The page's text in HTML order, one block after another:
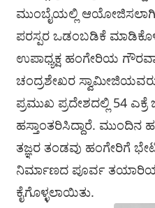
ಮುಂಬೈಯಲ್ಲಿ
ಪರಸ್ಪರ ಒಡಂಬಡಿಕೆ
ಉಪಾಧ್ಯಕ್ಷ ಹಂಗೇರಿಯ
ಚಂದ್ರಶೇಖರ
ಪ್ರಮುಖ ಪ್ರದೇಶದಲ್ಲಿ 54
ಹಸ್ತಾಂತರಿಸಿದ್ದಾರೆ. ಮುಂದಿನ
ತಜ್ಞರ ತಂಡವು ಹಂಗೇರಿಗೆ
ನಿರ್ಮಾಣದ ಪೂರ್ವ
ಕೈಗೊಳ್ಳಲಾಯಿತು.